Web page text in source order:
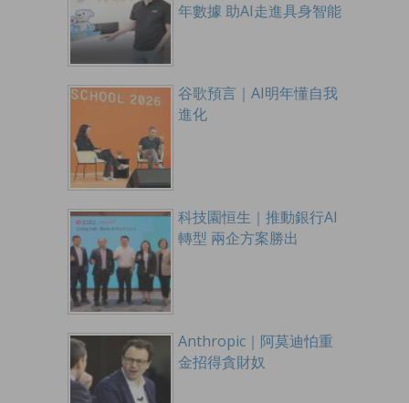
年數據 助AI走進具身智能
谷歌預言｜AI明年懂自我
進化
科技園恒生｜推動銀行AI
轉型 兩企方案勝出
Anthropic｜阿莫迪怕重
金招得貪財奴